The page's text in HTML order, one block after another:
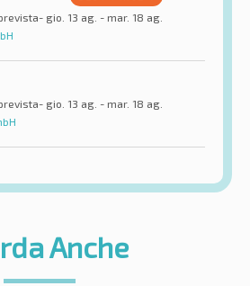
gio. 13 ag. - mar. 18 ag.
gio. 13 ag. - mar. 18 ag.
Anche